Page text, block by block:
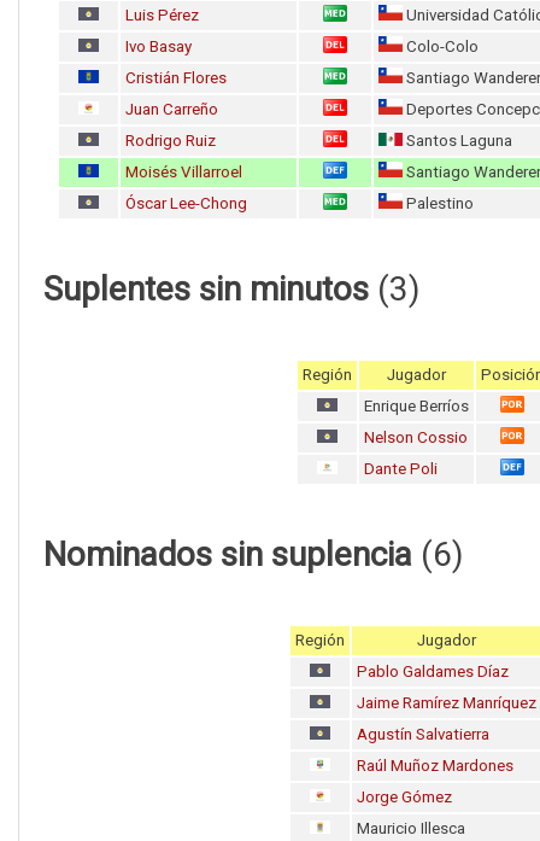
Luis Pérez
Universidad
Ivo Basay
Colo-Colo
Cristián Flores
Santiago
Juan Carreño
Deportes
Rodrigo Ruiz
Santos Laguna
Moisés Villarroel
Santiago
Óscar Lee-Chong
Palestino
Suplentes sin minutos (3)
Región Jugador
Enrique Berríos
Nelson Cossio
Dante Poli
Nominados sin suplencia (6)
Región
Jugador
Pablo Galdames Díaz
Jaime Ramírez Manríquez
Agustín Salvatierra
Raúl Muñoz Mardones
Jorge Gómez
Mauricio Illesca